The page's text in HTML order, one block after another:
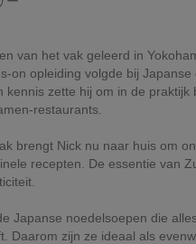
van het vak geleerd in
on opleiding volgde bij Japanse
kennis zette hij om in de praktijk
restaurants.
brengt Nick nu naar huis om
recepten. De essentie van
Japanse noedelsoepen die
Daarom zijn ze ideaal als